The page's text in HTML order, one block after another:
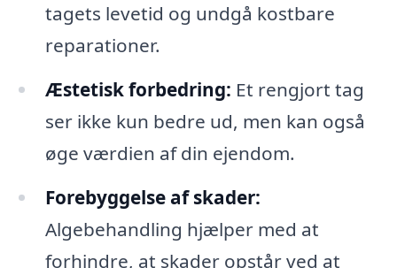
tagets levetid og undgå kostbare
reparationer.
Æstetisk forbedring: Et rengjort tag
ser ikke kun bedre ud, men kan også
øge værdien af din ejendom.
Forebyggelse af skader:
Algebehandling hjælper med at
forhindre, at skader opstår ved at